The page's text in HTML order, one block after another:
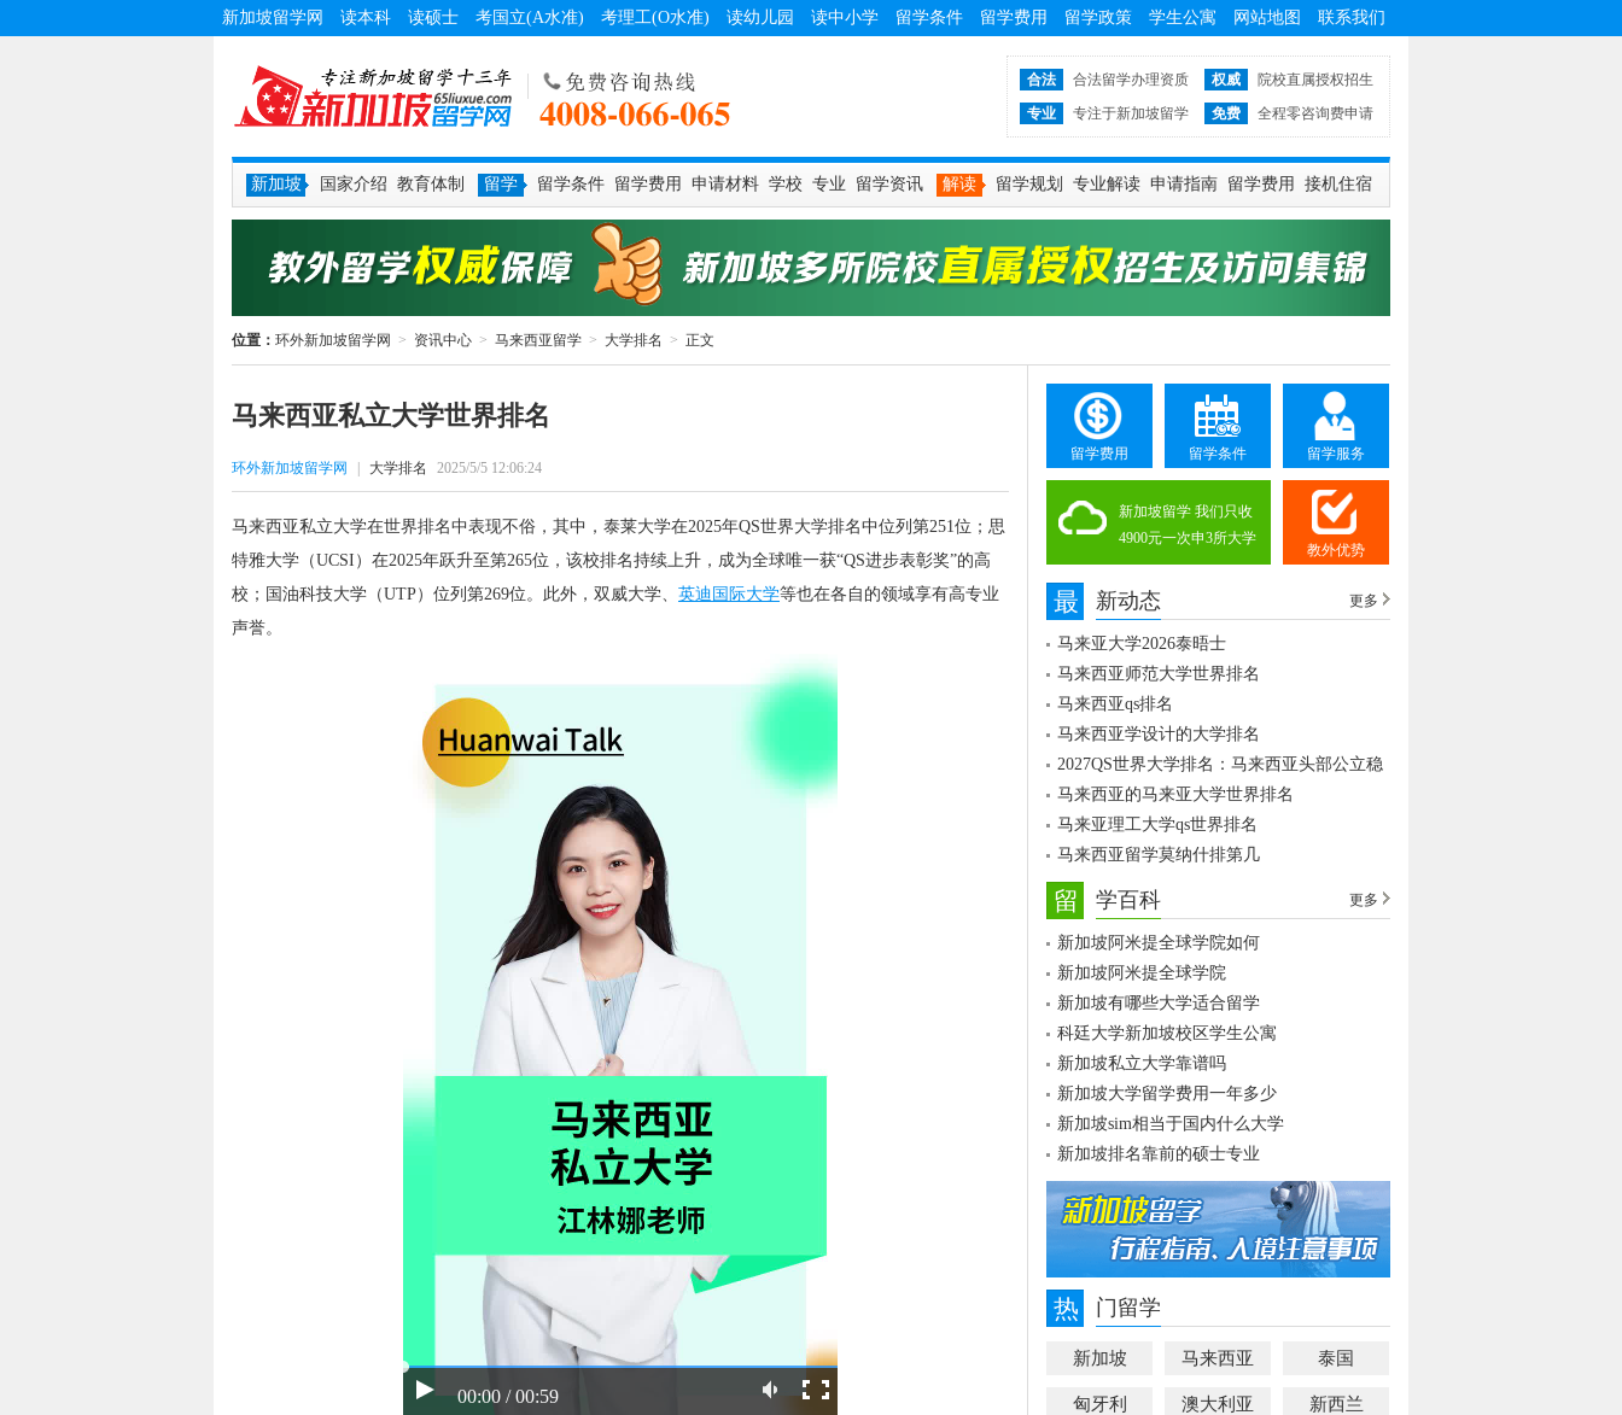
新加坡留学网 读本科 读硕士 考国立(A水准) 考理工(O水准) 读幼儿园 读中小学 留学条件 留学费用 留学政策 学生公寓 网站地图 联系我们
合法 合法留学办理资质 权威
院校直属授权招生
专业
专注于新加坡留学 免费 全程零咨询费申请
新加坡 国家介绍 教育体制 留学 留学条件 留学费用 申请材料 学校 专业 留学资讯 解读 留学规划 专业解读 申请指南 留学费用 接机住宿
位置： 环外新加坡留学网 > 资讯中心 > 马来西亚留学 > 大学排名 > 正文
马来西亚私立大学世界排名
环外新加坡留学网 大学排名 2025/5/5 12:06:24
马来西亚私立大学在世界排名中表现不俗，其中，泰莱大学在2025年QS世界大学排名中位列第251位；思
特雅大学（UCSI）在2025年跃升至第265位，该校排名持续上升，成为全球唯一获“QS进步表彰奖”的高
校；国油科技大学（UTP）位列第269位。此外，双威大学、 英迪国际大学等也在各自的领域享有高专业
声誉。
00:00 / 00:59
留学费用 留学条件 留学服务
新加坡留学 我们只收
4900元一次申3所大学
教外优势
最 新动态 更多
马来亚大学2026泰晤士
马来西亚师范大学世界排名
马来西亚qs排名
马来西亚学设计的大学排名
2027QS世界大学排名：马来西亚头部公立稳
马来西亚的马来亚大学世界排名
马来亚理工大学qs世界排名
马来西亚留学莫纳什排第几
留 学百科 更多
新加坡阿米提全球学院如何
新加坡阿米提全球学院
新加坡有哪些大学适合留学
科廷大学新加坡校区学生公寓
新加坡私立大学靠谱吗
新加坡大学留学费用一年多少
新加坡sim相当于国内什么大学
新加坡排名靠前的硕士专业
热 门留学
新加坡 马来西亚 泰国
匈牙利 澳大利亚 新西兰